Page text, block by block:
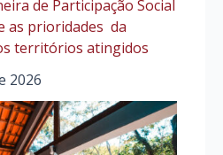
de Participação Social
as prioridades da
territórios atingidos
2026